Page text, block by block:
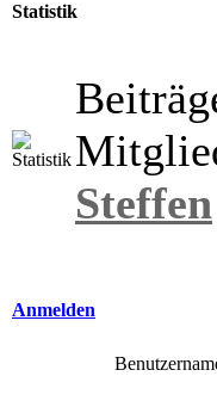
Statistik
Steffen
Anmelden